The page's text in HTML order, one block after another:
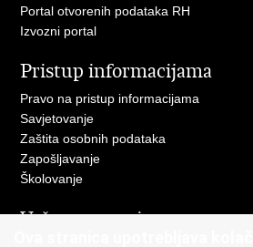
Portal otvorenih podataka RH
Izvozni portal
Pristup informacijama
Pravo na pristup informacijama
Savjetovanje
Zaštita osobnih podataka
Zapošljavanje
Školovanje
Važne poveznice